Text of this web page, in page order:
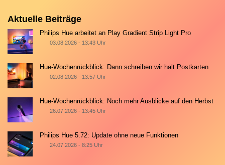
Aktuelle Beiträge
Philips Hue arbeitet an Play Gradient Strip Light Pro
03.08.2026 - 13:43 Uhr
Hue-Wochenrückblick: Dann schreiben wir halt Postkarten
02.08.2026 - 13:57 Uhr
Hue-Wochenrückblick: Noch mehr Ausblicke auf den Herbst
26.07.2026 - 13:45 Uhr
Philips Hue 5.72: Update ohne neue Funktionen
24.07.2026 - 8:25 Uhr